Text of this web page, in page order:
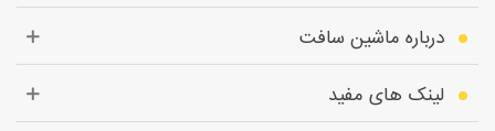
درباره ماشین سافت
لینک های مفید